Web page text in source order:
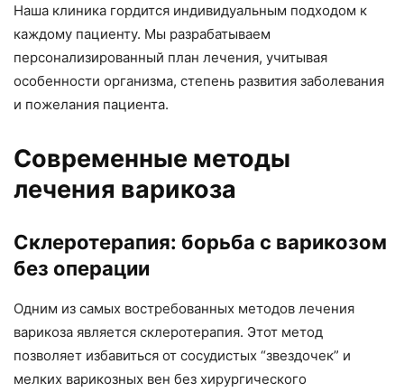
Наша клиника гордится индивидуальным подходом к
каждому пациенту. Мы разрабатываем
персонализированный план лечения, учитывая
особенности организма, степень развития заболевания
и пожелания пациента.
Современные методы
лечения варикоза
Склеротерапия: борьба с варикозом
без операции
Одним из самых востребованных методов лечения
варикоза является склеротерапия. Этот метод
позволяет избавиться от сосудистых “звездочек” и
мелких варикозных вен без хирургического